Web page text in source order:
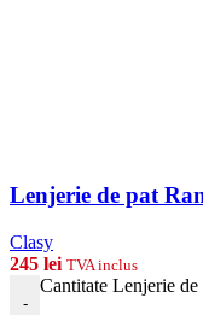
Lenjerie de pat
Clasy
245 lei TVA inclus
-
Cantitate Lenjerie